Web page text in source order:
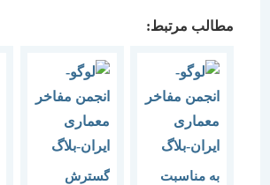
مطالب مرتبط:
به مناسبت
گسترش
پیش